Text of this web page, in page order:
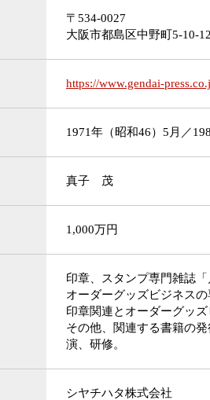
〒534-0027
大阪市都島区中野町5-10-
https://www.gendai-
1971年（昭和46）5月／
真子 茂
1,000万円
印章、スタンプ専門雑誌「
オーダーグッズビジネスの
印章関連とオーダーグッ
その他、関連する書籍の
演、研修。
シヤチハタ株式会社